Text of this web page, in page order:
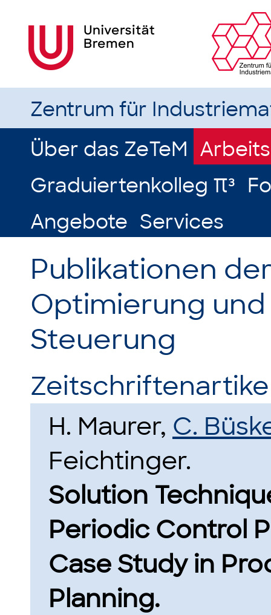
Zentrum für
Über das ZeTeM
Graduiertenkolleg π³
Angebote Services
Publikationen
Optimierung
Steuerung
H. Maurer, C.
Feichtinger.
Solution
Periodic Control
Case Study in
Planning.